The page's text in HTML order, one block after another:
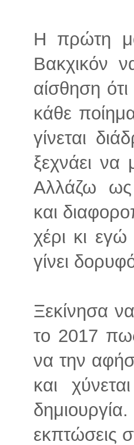
Η πρώτη
Βακχικόν
αίσθηση
κάθε
γίνεται
ξεχνάει
Αλλάζω ως
και
χέρι κι
γίνει
Ξεκίνησα
το 2017
να την
και
εκπτώσεις